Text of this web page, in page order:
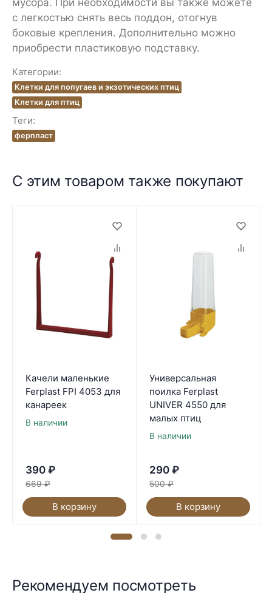
мусора. При необходимости вы также можете
с легкостью снять весь поддон, отогнув
боковые крепления. Дополнительно можно
приобрести пластиковую подставку.
Категории:
Клетки для попугаев и экзотических птиц
Клетки для птиц
Теги:
ферпласт
С этим товаром также покупают
Качели маленькие
Ferplast FPI 4053 для
канареек
В наличии
390 ₽
669 ₽
В корзину
Универсальная
поилка Ferplast
UNIVER 4550 для
малых птиц
В наличии
290 ₽
500 ₽
В корзину
Рекомендуем посмотреть